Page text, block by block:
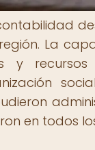
La
y
en todos